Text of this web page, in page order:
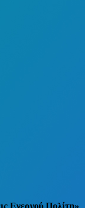
Ενεργού Πολίτη»